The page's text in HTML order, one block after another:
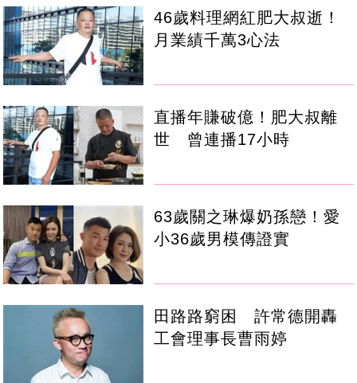
46歲料理網紅肥大叔逝！
月業績千萬3心法
直播年賺破億！肥大叔離
世 曾連播17小時
63歲關之琳爆奶孫戀！愛
小36歲男模傳證實
田路路窮困 許常德開轟
工會理事長曹雨婷